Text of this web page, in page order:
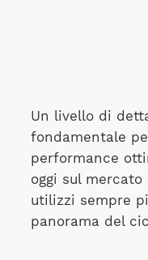
Un livello di
fondamentale
performance
oggi sul
utilizzi sempre
panorama del